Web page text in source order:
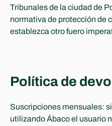
Tribunales de la ciudad de
normativa de protección de
establezca otro fuero
Política de
Suscripciones mensuales:
utilizando Ábaco el usuario